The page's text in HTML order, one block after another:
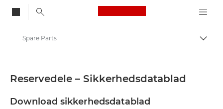
Canon Logo, back
Skift
Sikkerhedsdatablade
Spare Parts
Reservedele – Sikkerhedsdatablad
Download sikkerhedsdatablad